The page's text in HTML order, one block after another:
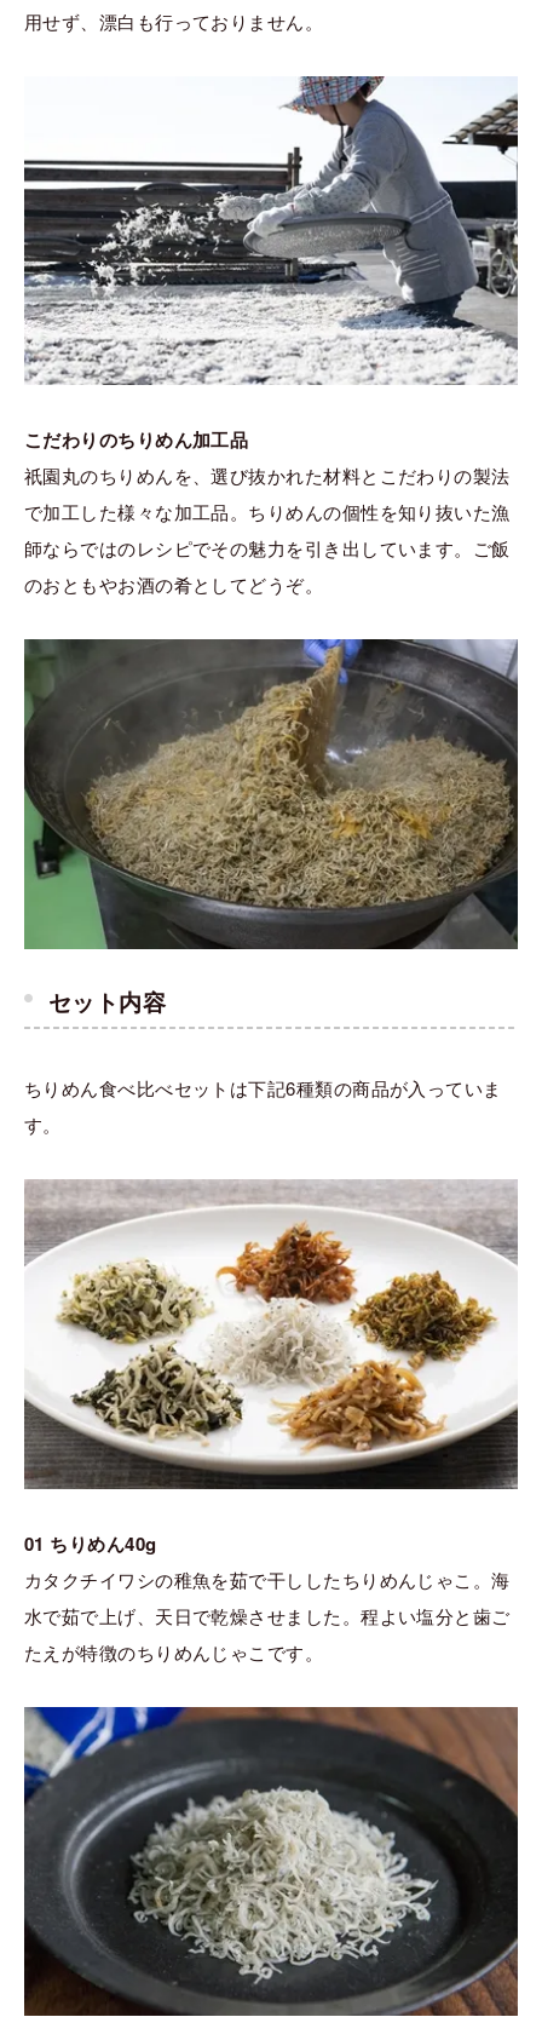
用せず、漂白も行っておりません。
こだわりのちりめん加工品
祇園丸のちりめんを、選び抜かれた材料とこだわりの製法
で加工した様々な加工品。ちりめんの個性を知り抜いた漁
師ならではのレシピでその魅力を引き出しています。ご飯
のおともやお酒の肴としてどうぞ。
セット内容
ちりめん食べ比べセットは下記6種類の商品が入っていま
す。
01 ちりめん40g
カタクチイワシの稚魚を茹で干ししたちりめんじゃこ。海
水で茹で上げ、天日で乾燥させました。程よい塩分と歯ご
たえが特徴のちりめんじゃこです。